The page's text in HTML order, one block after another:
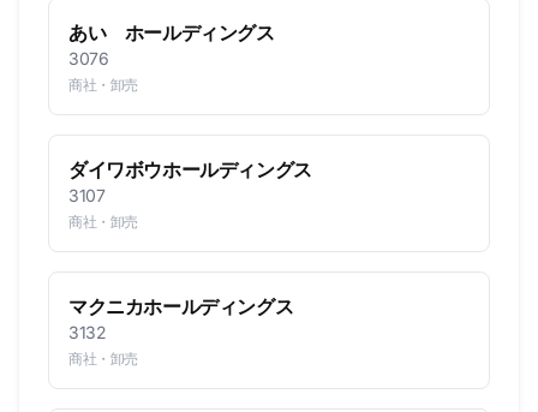
あい ホールディングス
3076
商社・卸売
ダイワボウホールディングス
3107
商社・卸売
マクニカホールディングス
3132
商社・卸売